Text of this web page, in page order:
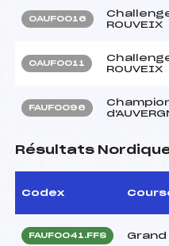
OAUF0016
ROUVEIX
OAUF0011
ROUVEIX
FAUF0096
Résultats
Codex
FAUF0041.FFS Grand